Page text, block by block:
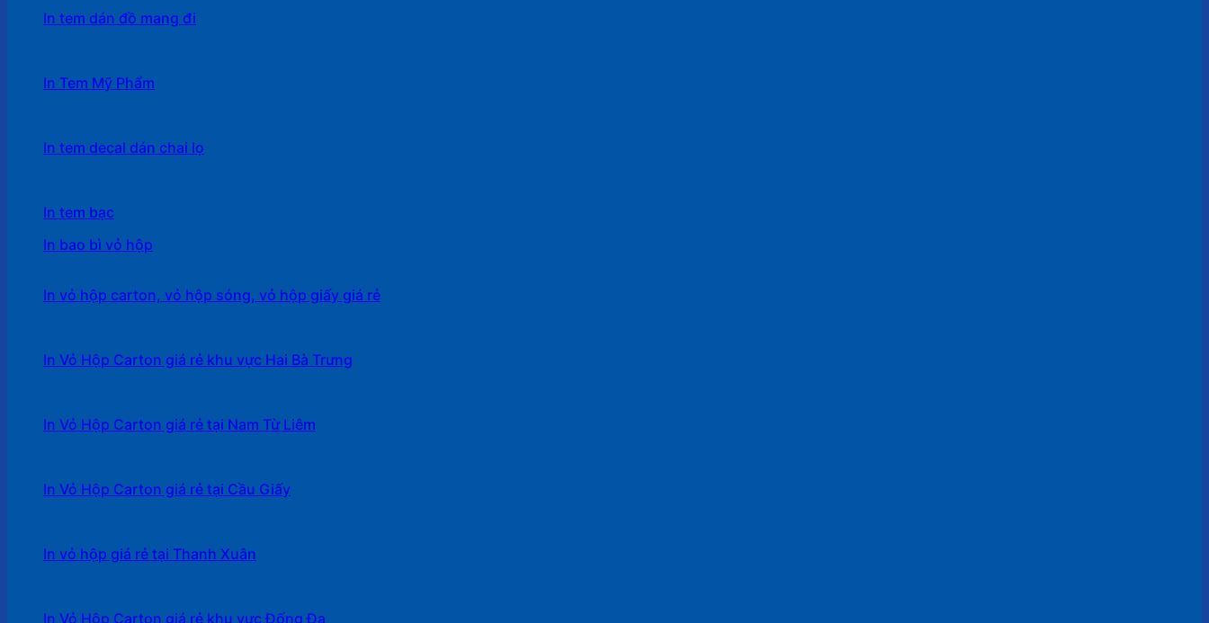
In tem dán đồ mang đi
In Tem Mỹ Phẩm
In tem decal dán chai lọ
In tem bạc
In bao bì vỏ hộp
In vỏ hộp carton, vỏ hộp sóng, vỏ hộp giấy giá rẻ
In Vỏ Hộp Carton giá rẻ khu vực Hai Bà Trưng
In Vỏ Hộp Carton giá rẻ tại Nam Từ Liêm
In Vỏ Hộp Carton giá rẻ tại Cầu Giấy
In vỏ hộp giá rẻ tại Thanh Xuân
In Vỏ Hộp Carton giá rẻ khu vực Đống Đa